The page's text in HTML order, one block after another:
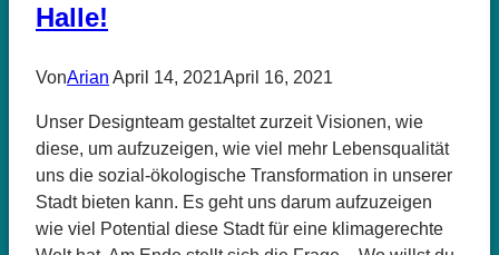
Halle!
VonArian April 14, 2021April 16, 2021
Unser Designteam gestaltet zurzeit Visionen, wie
diese, um aufzuzeigen, wie viel mehr Lebensqualität
uns die sozial-ökologische Transformation in unserer
Stadt bieten kann. Es geht uns darum aufzuzeigen
wie viel Potential diese Stadt für eine klimagerechte